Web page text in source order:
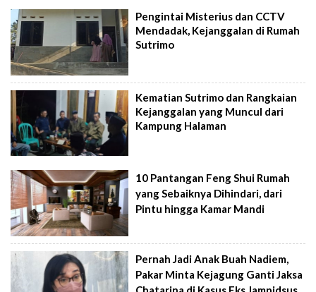
Pengintai Misterius dan CCTV
Mendadak, Kejanggalan di Rumah
Sutrimo
Kematian Sutrimo dan Rangkaian
Kejanggalan yang Muncul dari
Kampung Halaman
10 Pantangan Feng Shui Rumah
yang Sebaiknya Dihindari, dari
Pintu hingga Kamar Mandi
Pernah Jadi Anak Buah Nadiem,
Pakar Minta Kejagung Ganti Jaksa